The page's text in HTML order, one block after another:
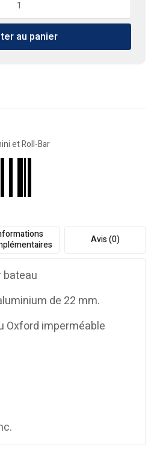
au panier
et Roll-Bar
Avis (0)
bateau
de 22 mm.
Oxford imperméable